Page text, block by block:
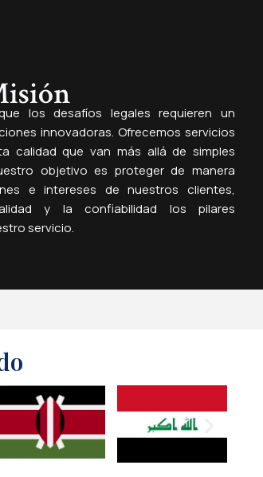
los desafíos legales requieren un
innovadoras. Ofrecemos servicios
calidad que van más allá de simples
objetivo es proteger de manera
e intereses de nuestros clientes,
y la confiabilidad los pilares
servicio.